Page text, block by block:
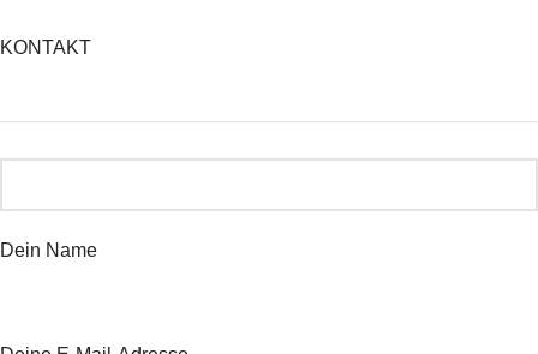
KONTAKT
Dein Name